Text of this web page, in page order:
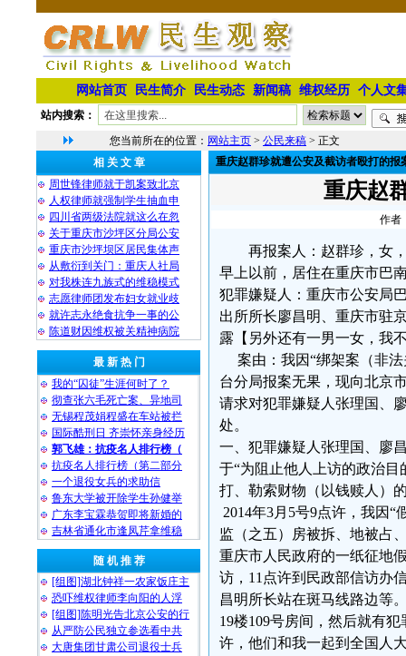
网站首页 民生简介 民生动态 新闻稿 维权经历 个人文
站内搜索：
您当前所在的位置： 网站主页 > 公民来稿 > 正文
相 关 文 章
周世锋律师就于凯案致北京
人权律师就强制学生抽血申
四川省两级法院就这么在忽
关于重庆市沙坪区分局公安
重庆市沙坪坝区居民集体声
从敷衍到关门：重庆人社局
对我株连九族式的维稳模式
志愿律师团发布妇女就业歧
就许志永绝食抗争一事的公
陈道财因维权被关精神病院
最 新 热 门
我的“囚徒”生涯何时了？
彻查张六毛死亡案、异地司
无锡程茂娟程盛在车站被拦
国际酷刑日 齐崇怀亲身经历
郭飞雄：抗疫名人排行榜（
抗疫名人排行榜（第二部分
一个退役女兵的求助信
鲁东大学被开除学生孙健举
广东李宝霖恭贺即将新婚的
吉林省通化市逢凤芹拿维稳
随 机 推 荐
[组图]湖北钟祥一农家饭庄主
恐吓维权律师李向阳的人浮
[组图]陈明光告北京公安的行
从严防公民独立参选看中共
大唐集团甘肃公司退役士兵
重庆赵群珍就遭公安及截访者殴打的报
重庆赵
作者
再报案人：赵群珍，女
早上以前，居住在重庆市巴
犯罪嫌疑人：重庆市公安局
出所所长廖昌明、重庆市驻
露【另外还有一男一女，我
案由：我因“绑架案（非法
台分局报案无果，现向北京
请求对犯罪嫌疑人张理国、
处。
一、犯罪嫌疑人张理国、廖
于“为阻止他人上访的政治
打、勒索财物（以钱赎人）
2014年3月5号9点许，我因
监（之五）房被拆、地被
重庆市人民政府的一纸征地
访，11点许到民政部信访办
昌明所长站在斑马线路边等
19楼109号房间，然后就有
许，他们和我一起到全国人